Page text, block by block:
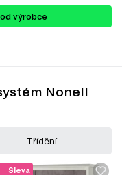
výrobce
Nonell
Třídění
Sleva